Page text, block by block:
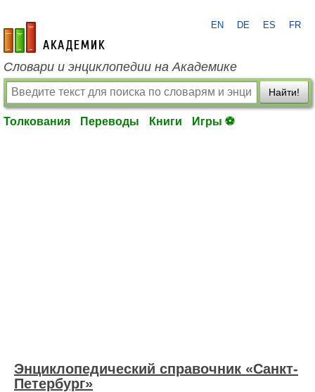
academic.ru
EN DE ES FR
Словари и энциклопедии на Академике
Найти!
Толкования Переводы Книги Игры ⚽
Энциклопедический справочник «Санкт-
Петербург»